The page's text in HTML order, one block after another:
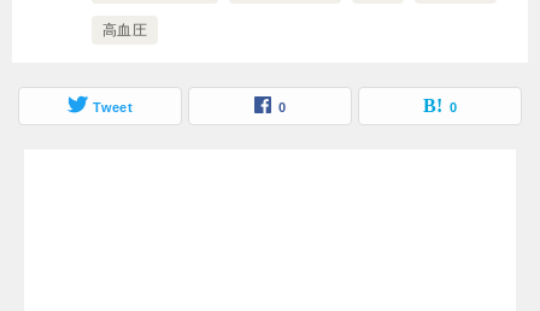
高血圧
Tweet 0 0